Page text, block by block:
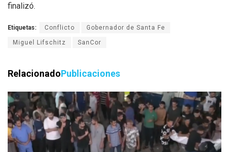
finalizó.
Etiquetas: Conflicto Gobernador de Santa Fe
Miguel Lifschitz SanCor
RelacionadoPublicaciones